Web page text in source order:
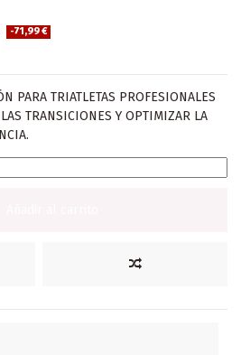
-71,99 €
PARA TRIATLETAS PROFESIONALES
TRANSICIONES Y OPTIMIZAR LA